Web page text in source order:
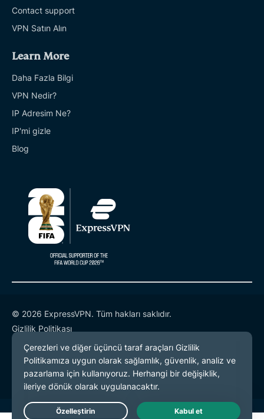
Contact support
VPN Satın Alın
Learn More
Daha Fazla Bilgi
VPN Nedir?
IP Adresim Ne?
IP'mi gizle
Blog
© 2026 ExpressVPN. Tüm hakları saklıdır.
Gizlilik Politikası
Hizmet Koşulları
Çerez Tercihleri